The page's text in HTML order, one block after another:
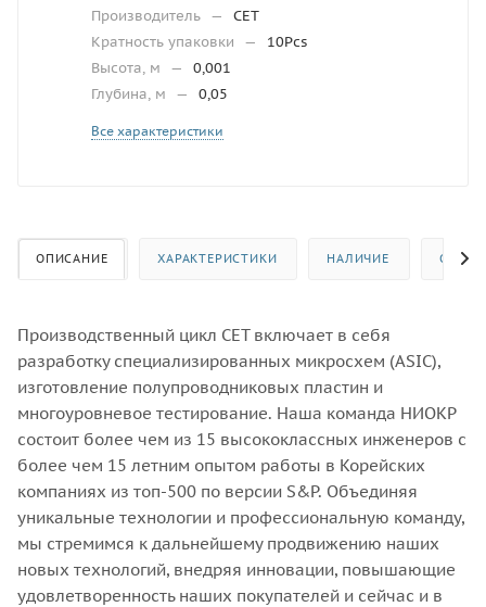
Производитель —
CET
Кратность упаковки
—
10Pcs
Высота, м
—
0,001
Глубина, м
— 0,05
Все характеристики
ОПИСАНИЕ ХАРАКТЕРИСТИКИ НАЛИЧИЕ
Производственный цикл CET включает в себя
разработку специализированных микросхем (ASIC),
изготовление полупроводниковых пластин и
многоуровневое тестирование. Наша команда НИОКР
состоит более чем из 15 высококлассных инженеров с
более чем 15 летним опытом работы в Корейских
компаниях из топ-500 по версии S&P. Объединяя
уникальные технологии и профессиональную команду,
мы стремимся к дальнейшему продвижению наших
новых технологий, внедряя инновации, повышающие
удовлетворенность наших покупателей и сейчас и в